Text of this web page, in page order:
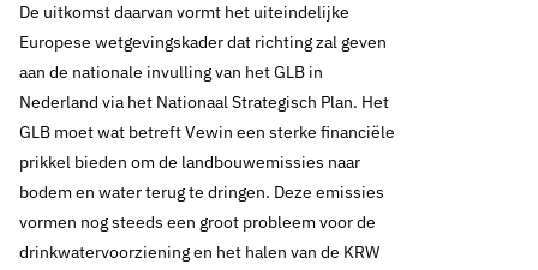
De uitkomst daarvan vormt het uiteindelijke
Europese wetgevingskader dat richting zal geven
aan de nationale invulling van het GLB in
Nederland via het Nationaal Strategisch Plan. Het
GLB moet wat betreft Vewin een sterke financiële
prikkel bieden om de landbouwemissies naar
bodem en water terug te dringen. Deze emissies
vormen nog steeds een groot probleem voor de
drinkwatervoorziening en het halen van de KRW